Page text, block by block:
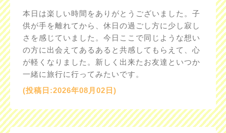
本日は楽しい時間をありがとうございました。子
供が手を離れてから、休日の過ごし方に少し寂し
さを感じていました。今日ここで同じような想い
の方に出会えてあるあると共感してもらえて、心
が軽くなりました。新しく出来たお友達といつか
一緒に旅行に行ってみたいです。
(投稿日:2026年08月02日)